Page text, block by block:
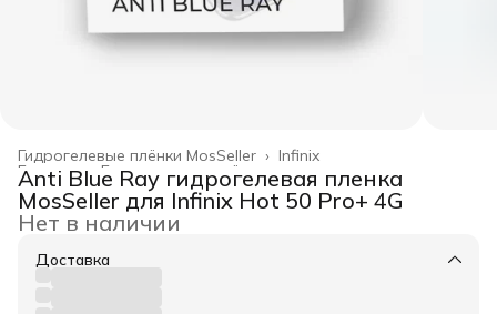
Infinix
Гидрогелевые плёнки MosSeller ›
Гидрогелевые плёнки ›
Главная ›
Anti Blue Ray гидрогелевая пленка
MosSeller для Infinix Hot 50 Pro+ 4G
Нет в наличии
Доставка